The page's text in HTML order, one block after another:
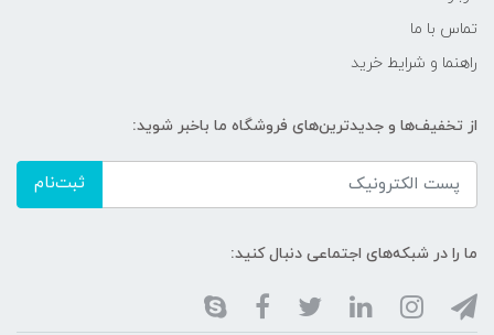
تماس با ما
راهنما و شرایط خرید
از تخفیف‌ها و جدیدترین‌های فروشگاه ما باخبر شوید:
ثبت‌نام
ما را در شبکه‌های اجتماعی دنبال کنید: